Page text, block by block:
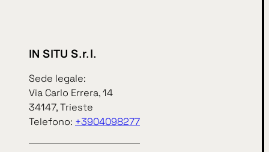
IN SITU S.r.l.
Sede legale:
Via Carlo Errera, 14
34147, Trieste
Telefono: +3904098277
MODELLO 231
IN SITU S.r.l.
Sede legale: